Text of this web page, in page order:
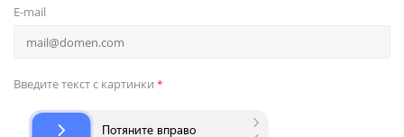
E-mail
Введите текст с картинки *